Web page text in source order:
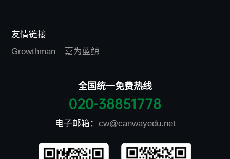
友情链接
Growthman
嘉为蓝鲸
全国统一免费热线
020-38851778
电子邮箱： cw@canwayedu.net